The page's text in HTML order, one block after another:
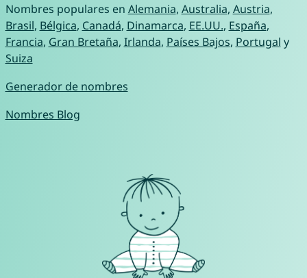
Nombres populares en Alemania, Australia, Austria,
Brasil, Bélgica, Canadá, Dinamarca, EE.UU., España,
Francia, Gran Bretaña, Irlanda, Países Bajos, Portugal y
Suiza
Generador de nombres
Nombres Blog